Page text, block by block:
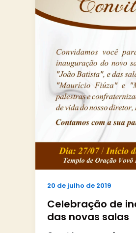
20 de julho de 2019
Celebração de
das novas salas